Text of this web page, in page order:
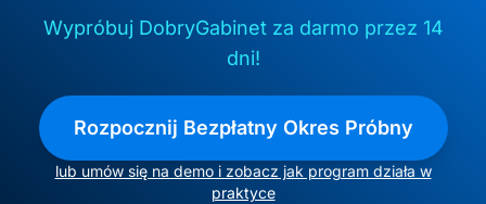
Wypróbuj DobryGabinet za darmo przez 14
dni!
Rozpocznij Bezpłatny Okres Próbny
lub umów się na demo i zobacz jak program działa w
praktyce